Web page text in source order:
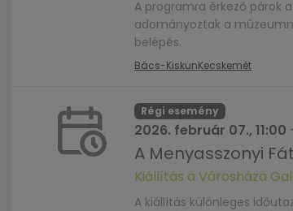
A programra érkező párok
adományoztak a
belépés.
Bács-KiskunKecskemét
Régi esemény
2026. február 07., 11:00
A Menyasszonyi
Kiállítás a Városháza
A kiállítás különleges